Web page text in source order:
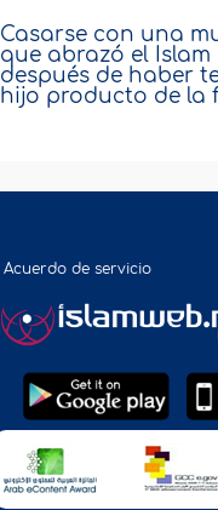
Casarse con una
que abrazó el Islam
después de haber
hijo producto de la
Acuerdo de servicio